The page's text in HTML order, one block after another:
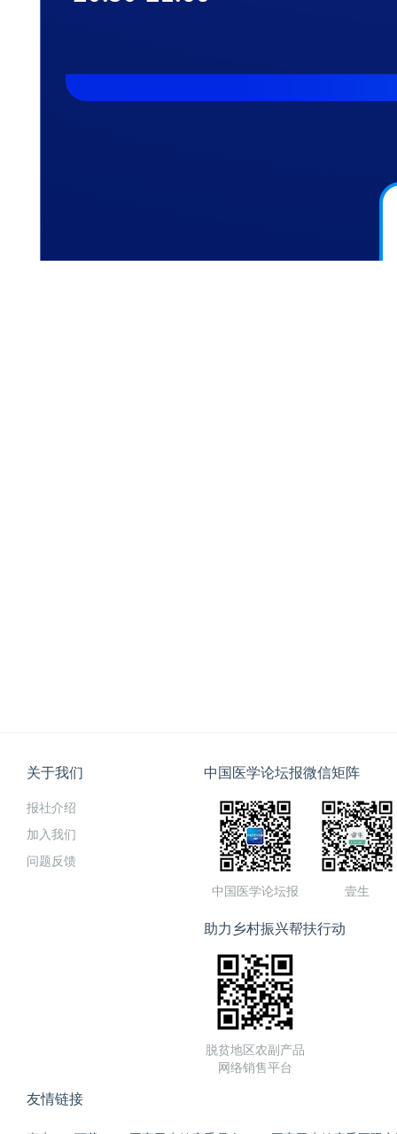
关于我们
报社介绍
加入我们
问题反馈
中国医学论坛报微信矩阵
中国医学论坛报 壹生
助力乡村振兴帮扶行动
脱贫地区农副产品
网络销售平台
友情链接